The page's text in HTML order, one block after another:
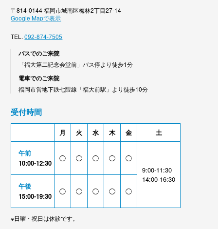
〒814-0144 福岡市城南区梅林2丁目27-14
Google Mapで表示
TEL.092-874-7505
バスでのご来院
「福大第二記念会堂前」バス停より徒歩1分
電車でのご来院
福岡市営地下鉄七隈線「福大前駅」より徒歩10分
受付時間
月 火 水 木 金 土
午前
10:00-12:30
◯ ◯ ◯ ◯
◯
9:00-11:30
14:00-16:30
午後
15:00-19:30
◯ ◯ ◯ ◯ ◯
※日曜・祝日は休診です。